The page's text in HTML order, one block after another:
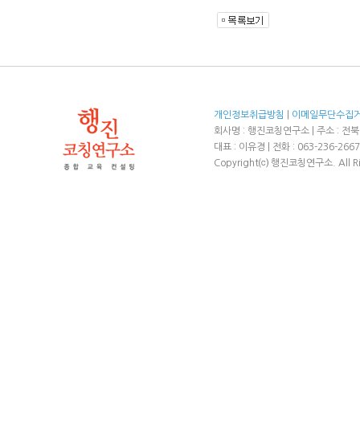
개인정보취급방침
이메일무단수집
회사명 : 행진코칭연구소 | 주소 : 전
대표 : 이유경 | 전화 : 063-236-
Copyright⒞ 행진코칭연구소. All